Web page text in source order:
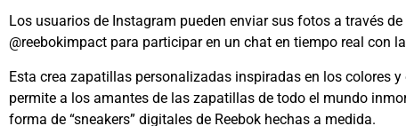
Los usuarios de Instagram pueden enviar sus fotos a través
@reebokimpact para participar en un chat en tiempo real con
Esta crea zapatillas personalizadas inspiradas en los colores
permite a los amantes de las zapatillas de todo el mundo
forma de “sneakers” digitales de Reebok hechas a medida.